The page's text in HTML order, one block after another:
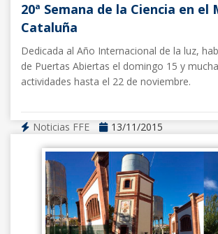
20ª Semana de la Ciencia en el
Cataluña
Dedicada al Año Internacional de la luz,
de Puertas Abiertas el domingo 15 y
actividades hasta el 22 de noviembre.
Noticias FFE 13/11/2015